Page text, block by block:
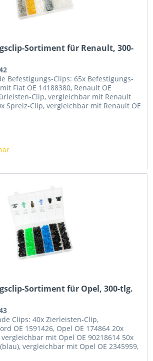
Sortiment für Renault, 300-
Befestigungs-Clips: 65x Befestigungs-
Fiat OE 14188380, Renault OE
Clip, vergleichbar mit Renault
Spreiz-Clip, vergleichbar mit Renault OE
Sortiment für Opel, 300-tlg.
Clips: 40x Zierleisten-Clip,
OE 1591426, Opel OE 174864 20x
mit Opel OE 90218614 50x
vergleichbar mit Opel OE 2345959,